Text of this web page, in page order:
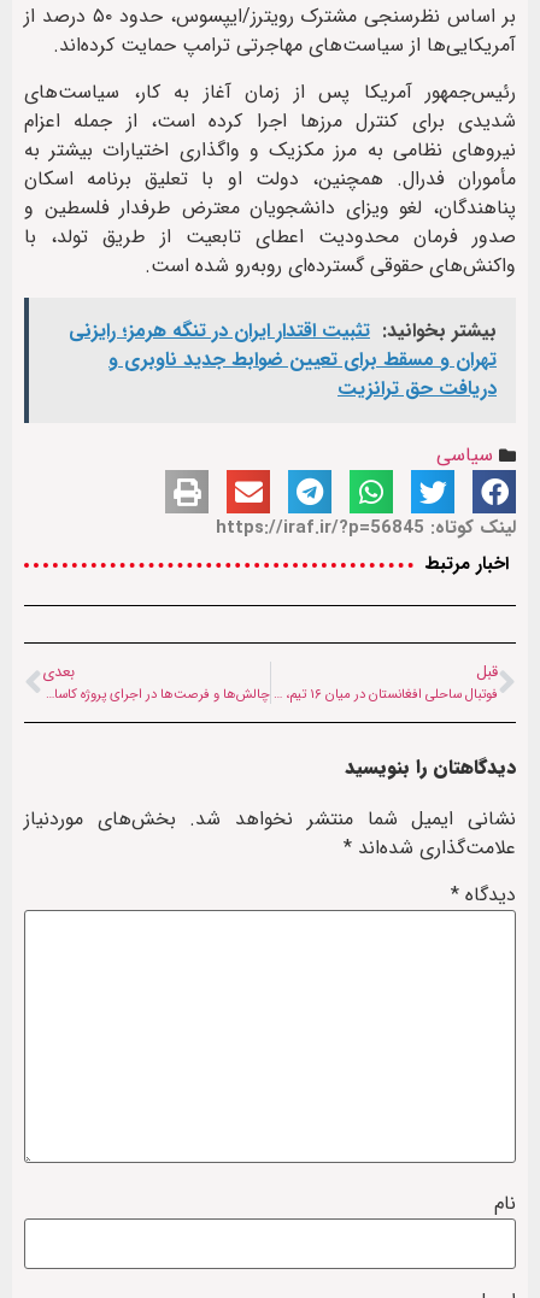
بر اساس نظرسنجی مشترک رویترز/ایپسوس، حدود ۵۰ درصد از
آمریکایی‌ها از سیاست‌های مهاجرتی ترامپ حمایت کرده‌اند.
رئیس‌جمهور آمریکا پس از زمان آغاز به کار، سیاست‌های
شدیدی برای کنترل مرزها اجرا کرده است، از جمله اعزام
نیروهای نظامی به مرز مکزیک و واگذاری اختیارات بیشتر به
مأموران فدرال. همچنین، دولت او با تعلیق برنامه اسکان
پناهندگان، لغو ویزای دانشجویان معترض طرفدار فلسطین و
صدور فرمان محدودیت اعطای تابعیت از طریق تولد، با
واکنش‌های حقوقی گسترده‌ای روبه‌رو شده است.
بیشتر بخوانید: تثبیت اقتدار ایران در تنگه هرمز؛ رایزنی
تهران و مسقط برای تعیین ضوابط جدید ناوبری و
دریافت حق ترانزیت
سیاسی
لینک کوتاه: https://iraf.ir/?p=56845
اخبار مرتبط
قبل
فوتبال ساحلی افغانستان در میان ۱۶ تیم، در انتها ایستاد
بعدی
چالش‌ها و فرصت‌ها در اجرای پروژه کاسا-۱۰۰۰؛ از داتکا تا پاکستان
دیدگاهتان را بنویسید
نشانی ایمیل شما منتشر نخواهد شد. بخش‌های موردنیاز
علامت‌گذاری شده‌اند *
دیدگاه *
نام